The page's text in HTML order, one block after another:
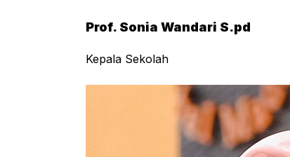
Prof. Sonia Wandari S.pd
Kepala Sekolah